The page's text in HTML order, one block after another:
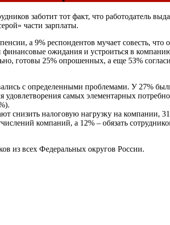
заботит тот факт, что работодатель
части зарплаты.
а 9% респондентов мучает совесть,
ожидания и устроиться в
готовы 25% опрошенных, а еще 53%
с определенными проблемами. У 27%
удовлетворения самых элементарных
снизить налоговую нагрузку на компании,
компаний, а 12% – обязать
из всех Федеральных округов России.